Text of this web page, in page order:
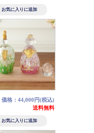
価格：44,000円(税込)
送料無料